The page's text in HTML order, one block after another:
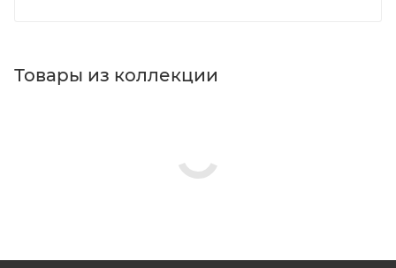
Товары из коллекции